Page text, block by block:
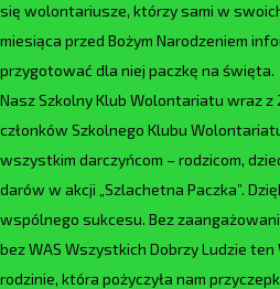
się wolontariusze, którzy sami w
miesiąca przed Bożym Narodzeniem
przygotować dla niej paczkę na święta.
Nasz Szkolny Klub Wolontariatu wraz z
członków Szkolnego Klubu
wszystkim darczyńcom – rodzicom,
darów w akcji „Szlachetna Paczka”.
wspólnego sukcesu. Bez
bez WAS Wszystkich Dobrzy Ludzie
rodzinie, która pożyczyła nam